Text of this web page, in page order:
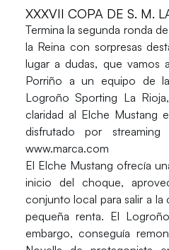
XXXVII COPA DE S. M.
Termina la segunda ronda
la Reina con sorpresas
lugar a dudas, que vamos
Porriño a un equipo de
Logroño Sporting La
claridad al Elche Mustang
disfrutado por
www.marca.com
El Elche Mustang ofrecía
inicio del choque,
conjunto local para salir a
pequeña renta. El
embargo, conseguía